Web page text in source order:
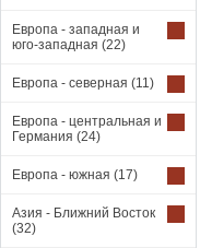
Европа - западная и
юго-западная (22)
Европа - северная (11)
Европа - центральная и
Германия (24)
Европа - южная (17)
Азия - Ближний Восток
(32)